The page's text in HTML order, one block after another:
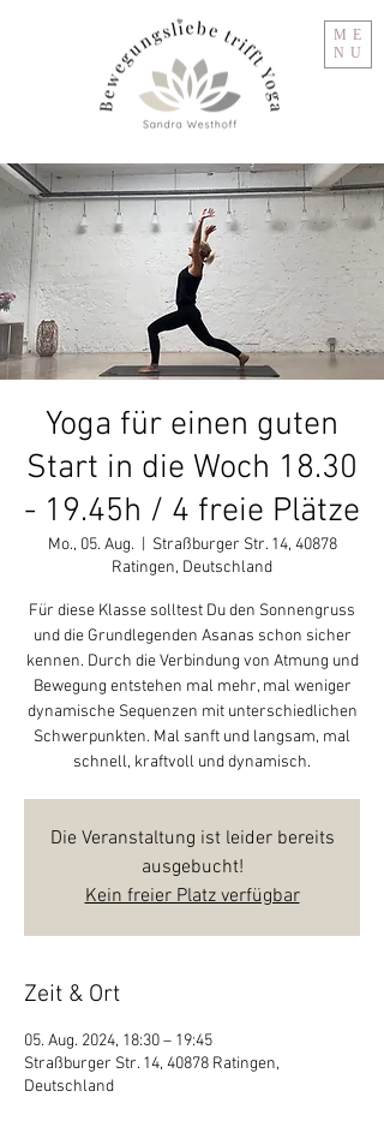
ME
NU
Yoga für einen guten
Start in die Woch 18.30
- 19.45h / 4 freie Plätze
Mo., 05. Aug.
Straßburger Str. 14, 40878
Ratingen, Deutschland
Für diese Klasse solltest Du den Sonnengruss
und die Grundlegenden Asanas schon sicher
kennen. Durch die Verbindung von Atmung und
Bewegung entstehen mal mehr, mal weniger
dynamische Sequenzen mit unterschiedlichen
Schwerpunkten. Mal sanft und langsam, mal
schnell, kraftvoll und dynamisch.
Die Veranstaltung ist leider bereits
ausgebucht!
Kein freier Platz verfügbar
Zeit & Ort
05. Aug. 2024, 18:30 – 19:45
Straßburger Str. 14, 40878 Ratingen,
Deutschland